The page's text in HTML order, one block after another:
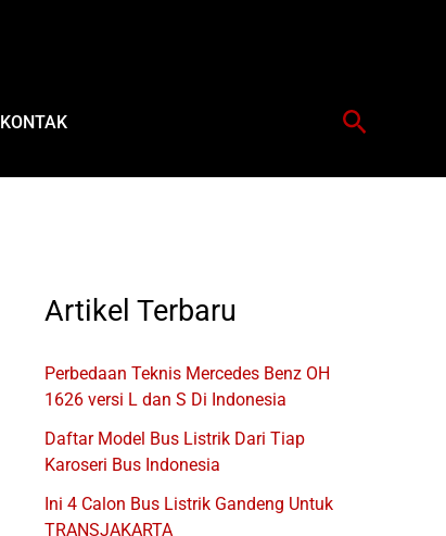
KONTAK Cari
Artikel Terbaru
Perbedaan Teknis Mercedes Benz OH
1626 versi L dan S Di Indonesia
Daftar Model Bus Listrik Dari Tiap
Karoseri Bus Indonesia
Ini 4 Calon Bus Listrik Gandeng Untuk
TRANSJAKARTA